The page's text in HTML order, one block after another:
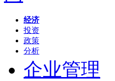
经济
投资
政策
分析
企业管理